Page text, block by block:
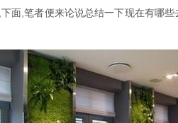
面,笔者便来论说总结一下现在有哪